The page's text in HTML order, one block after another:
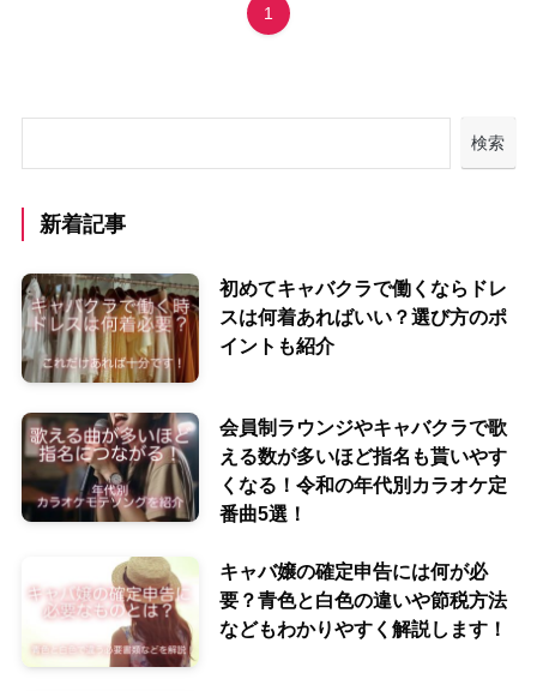
1
検索
新着記事
初めてキャバクラで働くならドレ
スは何着あればいい？選び方のポ
イントも紹介
会員制ラウンジやキャバクラで歌
える数が多いほど指名も貰いやす
くなる！令和の年代別カラオケ定
番曲5選！
キャバ嬢の確定申告には何が必
要？青色と白色の違いや節税方法
などもわかりやすく解説します！